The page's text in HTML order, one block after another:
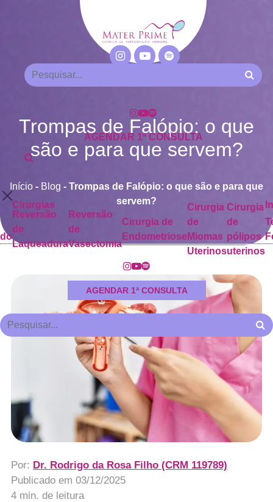
AGENDAR 1ª CONSULTA
Cirurgias
Reversão
de
Laqueadura
Reversão
de
Vasectomia
Cirurgia de
Endometriose
Cirurgia
de
Miomas
Uterinos
Cirurgia
de
pólipos
uterinos
AGENDAR 1ª CONSULTA
Trompas de Falópio: o que
são e para que servem?
Início - Blog - Trompas de Falópio: o que são e para que
servem?
Por: Dr. Rodrigo da Rosa Filho (CRM 119789)
Publicado em 03/12/2025
4 min. de leitura